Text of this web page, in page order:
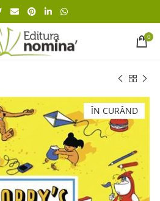
0
ÎN CURÂND